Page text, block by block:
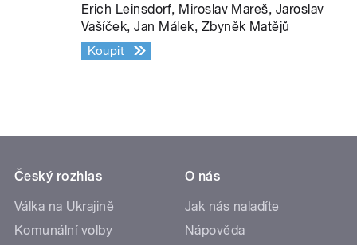
Erich Leinsdorf, Miroslav Mareš, Jaroslav
Vašíček, Jan Málek, Zbyněk Matějů
Koupit
Český rozhlas
Válka na Ukrajině
Komunální volby
O nás
Jak nás naladíte
Nápověda